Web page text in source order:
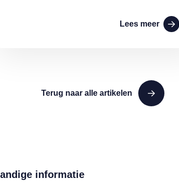
Lees meer
Terug naar alle artikelen
informatie